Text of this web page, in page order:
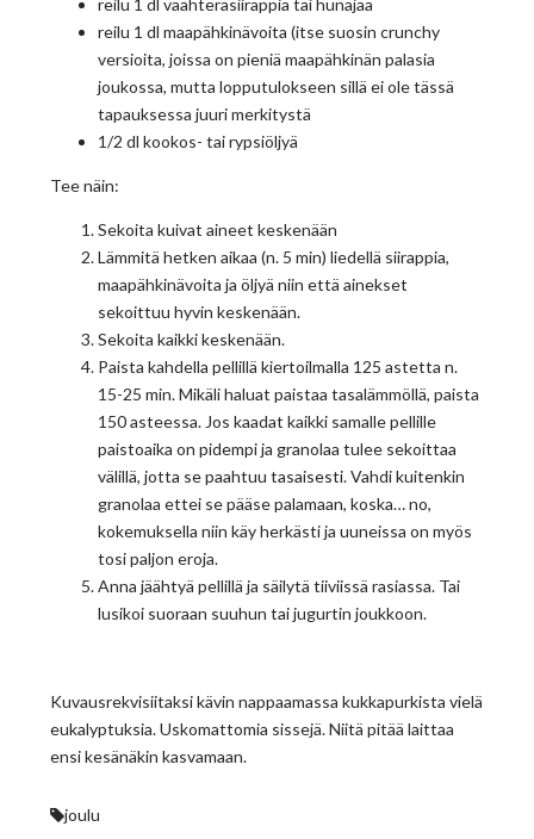
reilu 1 dl vaahterasiirappia tai hunajaa
reilu 1 dl maapähkinävoita (itse suosin crunchy
versioita, joissa on pieniä maapähkinän palasia
joukossa, mutta lopputulokseen sillä ei ole tässä
tapauksessa juuri merkitystä
1/2 dl kookos- tai rypsiöljyä
Tee näin:
Sekoita kuivat aineet keskenään
Lämmitä hetken aikaa (n. 5 min) liedellä siirappia,
maapähkinävoita ja öljyä niin että ainekset
sekoittuu hyvin keskenään.
Sekoita kaikki keskenään.
Paista kahdella pellillä kiertoilmalla 125 astetta n.
15-25 min. Mikäli haluat paistaa tasalämmöllä, paista
150 asteessa. Jos kaadat kaikki samalle pellille
paistoaika on pidempi ja granolaa tulee sekoittaa
välillä, jotta se paahtuu tasaisesti. Vahdi kuitenkin
granolaa ettei se pääse palamaan, koska… no,
kokemuksella niin käy herkästi ja uuneissa on myös
tosi paljon eroja.
Anna jäähtyä pellillä ja säilytä tiiviissä rasiassa. Tai
lusikoi suoraan suuhun tai jugurtin joukkoon.
Kuvausrekvisiitaksi kävin nappaamassa kukkapurkista vielä
eukalyptuksia. Uskomattomia sissejä. Niitä pitää laittaa
ensi kesänäkin kasvamaan.
joulu